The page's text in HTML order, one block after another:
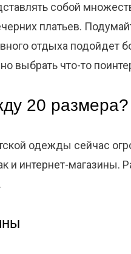
собой
платьев.
отдыха подойдет
выбрать что-то
20 размера?
одежды сейчас
и интернет-